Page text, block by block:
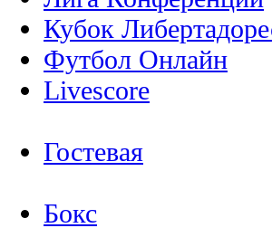
Кубок
Футбол Онлайн
Livescore
Гостевая
Бокс